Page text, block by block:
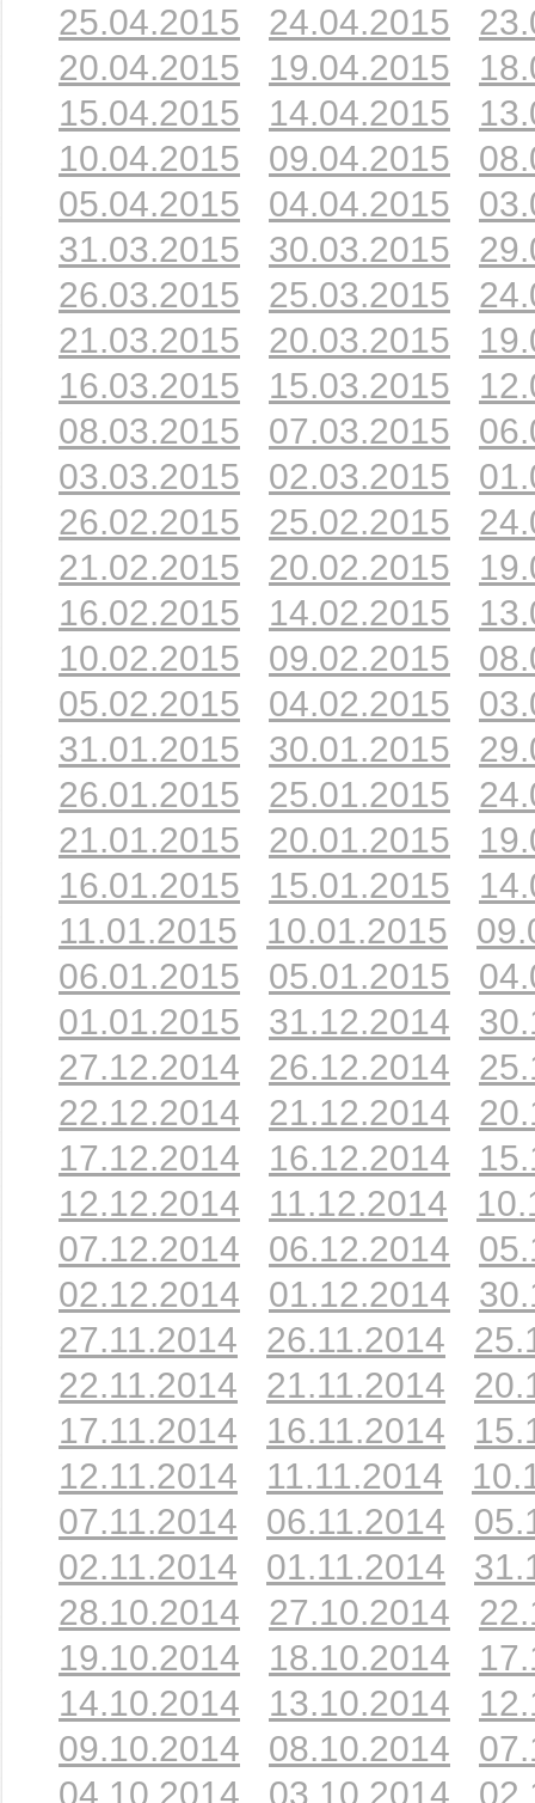
25.04.2015
24.04.2015
20.04.2015
19.04.2015
15.04.2015
14.04.2015
10.04.2015
09.04.2015
05.04.2015
04.04.2015
31.03.2015
30.03.2015
26.03.2015
25.03.2015
21.03.2015
20.03.2015
16.03.2015
15.03.2015
08.03.2015
07.03.2015
03.03.2015
02.03.2015
26.02.2015
25.02.2015
21.02.2015
20.02.2015
16.02.2015
14.02.2015
10.02.2015
09.02.2015
05.02.2015
04.02.2015
31.01.2015
30.01.2015
26.01.2015
25.01.2015
21.01.2015
20.01.2015
16.01.2015
15.01.2015
11.01.2015
10.01.2015
06.01.2015
05.01.2015
01.01.2015
31.12.2014
27.12.2014
26.12.2014
22.12.2014
21.12.2014
17.12.2014
16.12.2014
12.12.2014
11.12.2014
07.12.2014
06.12.2014
02.12.2014
01.12.2014
27.11.2014
26.11.2014
22.11.2014
21.11.2014
17.11.2014
16.11.2014
12.11.2014
11.11.2014
07.11.2014
06.11.2014
02.11.2014
01.11.2014
28.10.2014
27.10.2014
19.10.2014
18.10.2014
14.10.2014
13.10.2014
09.10.2014
08.10.2014
04.10.2014
03.10.2014